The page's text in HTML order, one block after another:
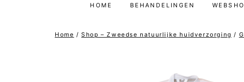
HOME BEHANDELINGEN
Home / Shop – Zweedse natuurlijke huidverzorging /